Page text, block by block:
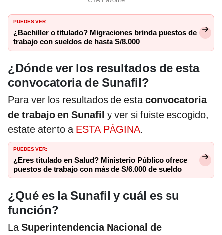
PUEDES VER:
¿Bachiller o titulado? Migraciones brinda puestos de
trabajo con sueldos de hasta S/8.000
¿Dónde ver los resultados de esta
convocatoria de Sunafil?
Para ver los resultados de estaconvocatoria
de trabajo en Sunafil y ver si fuiste escogido,
estate atento a ESTA PÁGINA.
PUEDES VER:
¿Eres titulado en Salud? Ministerio Público ofrece
puestos de trabajo con más de S/6.000 de sueldo
¿Qué es la Sunafil y cuál es su
función?
LaSuperintendencia Nacional de